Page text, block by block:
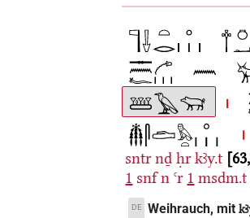
sntr nḏ ḥr kꜣy.t
1 snf n ꜥr 1 msdm.t
DE Weihrauch, mit